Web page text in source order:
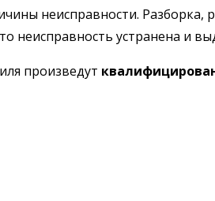
неисправности.
неисправность устранена и
произведут